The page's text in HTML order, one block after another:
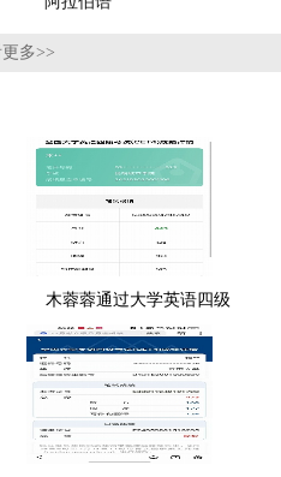
多>>
木蓉蓉通过大学英语四级